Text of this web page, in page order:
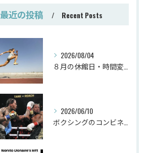
最近の投稿 Recent Posts
2026/08/04
2026/06/10